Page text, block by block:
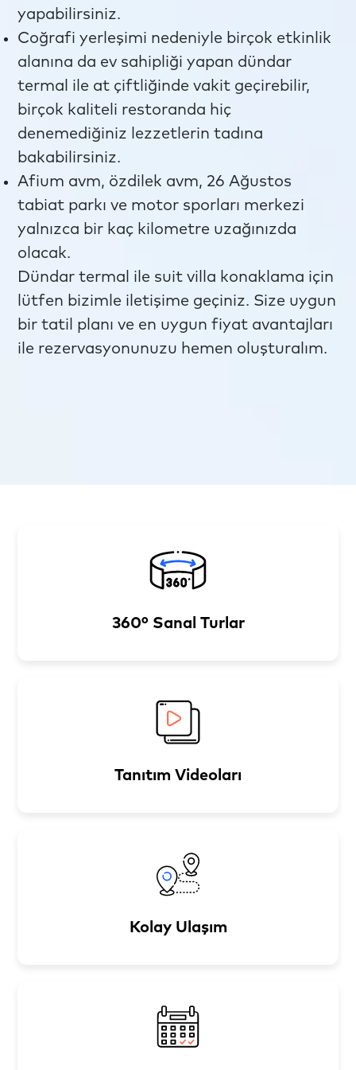
yapabilirsiniz.
Coğrafi yerleşimi nedeniyle birçok etkinlik
alanına da ev sahipliği yapan dündar
termal ile at çiftliğinde vakit geçirebilir,
birçok kaliteli restoranda hiç
denemediğiniz lezzetlerin tadına
bakabilirsiniz.
Afium avm, özdilek avm, 26 Ağustos
tabiat parkı ve motor sporları merkezi
yalnızca bir kaç kilometre uzağınızda
olacak.
Dündar termal ile suit villa konaklama için
lütfen bizimle iletişime geçiniz. Size uygun
bir tatil planı ve en uygun fiyat avantajları
ile rezervasyonunuzu hemen oluşturalım.
360° Sanal Turlar
Tanıtım Videoları
Kolay Ulaşım